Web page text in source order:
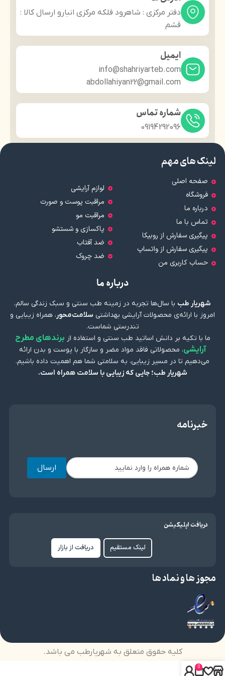
دفتر مرکزی : شاهرود فلکه مرکزی انبارو ارسال کالا :
قشم
ایمیل
info@shahriyarteb.com
abdollahiyan22@gmail.com
شماره تماس
09194292096
لینک های مهم
صفحه اصلی
فروشگاه
درباره ما
تماس با ما
پیگیری سفارش از روبیکا
پیگیری سفارش از واتساپ
حساب کاربری من
لوازم آرایشی
مراقبت پوست و صورت
مراقبت مو
پاکسازی و شستشو
ضد آفتاب
ضد چروک
درباره ما
شهریار طب با سال‌ها تجربه در زمینه طب سنتی و سبک زندگی سالم،
امروز با ارائه‌ی محصولات آرایشی بهداشتی سلامت‌محور، همراه زیبایی و
تندرستی شماست.
ما با تکیه بر دانش اساتید طب سنتی و استفاده از برندهای مطرح
آرایشی، محصولاتی فاقد مواد مضر و سازگار با پوست و بدن ارائه
می‌دهیم تا در مسیر زیبایی، به سلامتی شما هم اهمیت داده باشیم.
شهریار طب؛ جایی که زیبایی با سلامت همراه است.
خبرنامه
ارسال
دریافت اپلیکیشن
لینک مستقیم دریافت از بازار
مجوز ها و نماد ها
کلیه حقوق متعلق به شهریارطب می باشد.
0